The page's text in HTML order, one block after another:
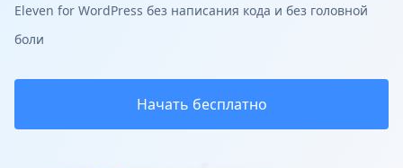
Eleven for WordPress без написания кода и без головной
боли
Начать бесплатно